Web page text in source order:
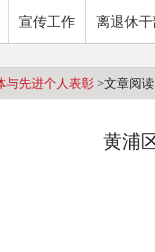
宣传工作 离退休
与先进个人表彰 >文章阅读
黄浦